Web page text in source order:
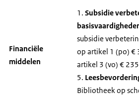
Financiële
middelen
1. Subsidie
subsidie
op artikel 1 (po) €
artikel 3 (vo) €
5.
Bibliotheek op